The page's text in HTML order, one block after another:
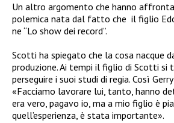
Un altro argomento che hanno
polemica nata dal fatto che il figlio
ne “Lo show dei record”.
Scotti ha spiegato che la cosa nacque
produzione. Ai tempi il figlio di Scotti si
perseguire i suoi studi di regia. Così
«Facciamo lavorare lui, tanto, hanno
era vero, pagavo io, ma a mio figlio è
quell’esperienza, è stata importante».